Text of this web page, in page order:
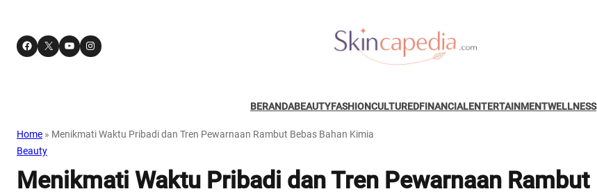
Facebook X YouTube Instagram
BERANDABEAUTYFASHIONCULTUREDFINANCIALENTERTAINMENTWELLNESS
Home » Menikmati Waktu Pribadi dan Tren Pewarnaan Rambut Bebas Bahan Kimia
Beauty
Menikmati Waktu Pribadi dan Tren Pewarnaan Rambut